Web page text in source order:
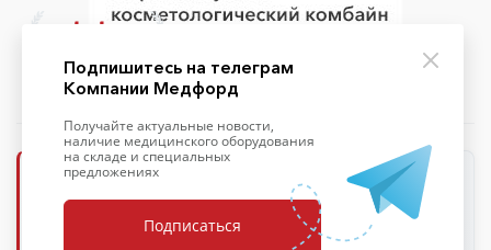
ООО «Медфорд»
ОПЕРАТОР ПЕРСОНАЛЬНЫХ ДАННЫХ
Подпишитесь на телеграм
Компании Медфорд
Получайте актуальные новости,
наличие медицинского оборудования
на складе и специальных
предложениях
Подписаться